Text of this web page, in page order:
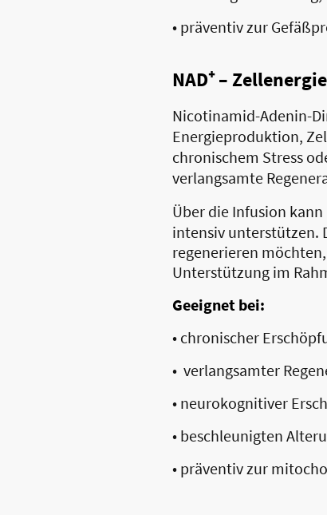
• präventiv zur
NAD⁺ –
Nicotinamid-Adenin-
Energieproduktion,
chronischem Stress
verlangsamte
Über die Infusion
intensiv unterstützen.
regenerieren
Unterstützung im
Geeignet bei:
• chronischer
• verlangsamter
• neurokognitiver
• beschleunigten
• präventiv zur